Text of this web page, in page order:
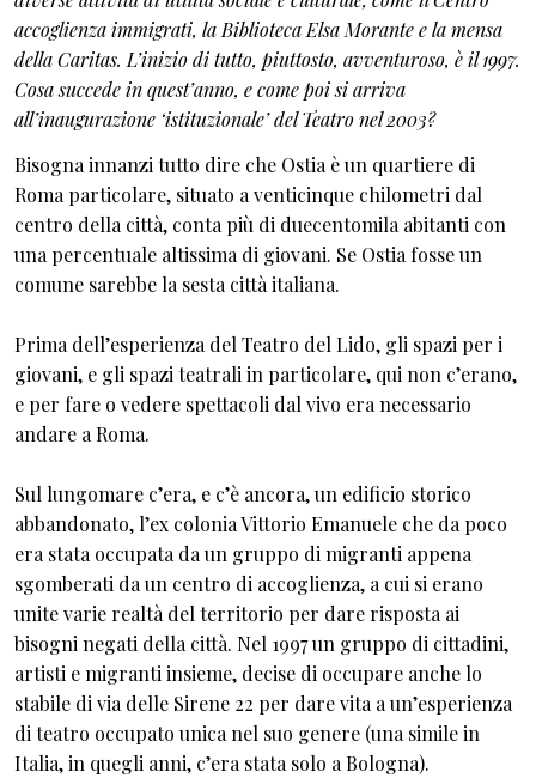
accoglienza immigrati, la Biblioteca Elsa Morante e la mensa
della Caritas. L’inizio di tutto, piuttosto, avventuroso, è il 1997.
Cosa succede in quest’anno, e come poi si arriva
all’inaugurazione ‘istituzionale’ del Teatro nel 2003?
Bisogna innanzi tutto dire che Ostia è un quartiere di
Roma particolare, situato a venticinque chilometri dal
centro della città, conta più di duecentomila abitanti con
una percentuale altissima di giovani. Se Ostia fosse un
comune sarebbe la sesta città italiana.
Prima dell’esperienza del Teatro del Lido, gli spazi per i
giovani, e gli spazi teatrali in particolare, qui non c’erano,
e per fare o vedere spettacoli dal vivo era necessario
andare a Roma.
Sul lungomare c’era, e c’è ancora, un edificio storico
abbandonato, l’ex colonia Vittorio Emanuele che da poco
era stata occupata da un gruppo di migranti appena
sgomberati da un centro di accoglienza, a cui si erano
unite varie realtà del territorio per dare risposta ai
bisogni negati della città. Nel 1997 un gruppo di cittadini,
artisti e migranti insieme, decise di occupare anche lo
stabile di via delle Sirene 22 per dare vita a un’esperienza
di teatro occupato unica nel suo genere (una simile in
Italia, in quegli anni, c’era stata solo a Bologna).